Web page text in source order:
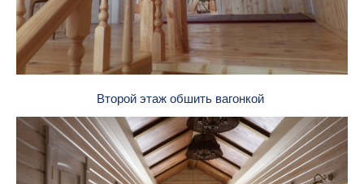
Второй этаж обшить вагонкой